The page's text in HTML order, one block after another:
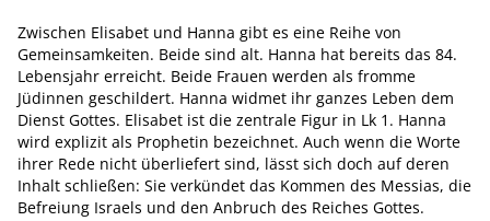
Zwischen Elisabet und Hanna gibt es eine Reihe von
Gemeinsamkeiten. Beide sind alt. Hanna hat bereits das 84.
Lebensjahr erreicht. Beide Frauen werden als fromme
Jüdinnen geschildert. Hanna widmet ihr ganzes Leben dem
Dienst Gottes. Elisabet ist die zentrale Figur in Lk 1. Hanna
wird explizit als Prophetin bezeichnet. Auch wenn die Worte
ihrer Rede nicht überliefert sind, lässt sich doch auf deren
Inhalt schließen: Sie verkündet das Kommen des Messias, die
Befreiung Israels und den Anbruch des Reiches Gottes.